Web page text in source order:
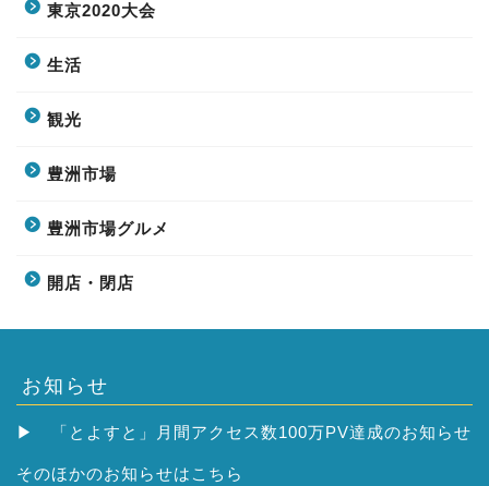
東京2020大会
生活
観光
豊洲市場
豊洲市場グルメ
開店・閉店
お知らせ
▶ 「とよすと」月間アクセス数100万PV達成のお知らせ
そのほかのお知らせはこちら